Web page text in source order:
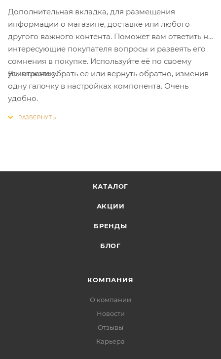
Дополнительная вкладка, для размещения
информации о магазине, доставке или любого
другого важного контента. Поможет вам ответить на
интересующие покупателя вопросы и развеять его
сомнения в покупке. Используйте её по своему
усмотрению.
Вы можете убрать её или вернуть обратно, изменив
одну галочку в настройках компонента. Очень
удобно.
КАТАЛОГ
АКЦИИ
БРЕНДЫ
БЛОГ
КОМПАНИЯ
О компании
Новости
Отзывы
Карьера